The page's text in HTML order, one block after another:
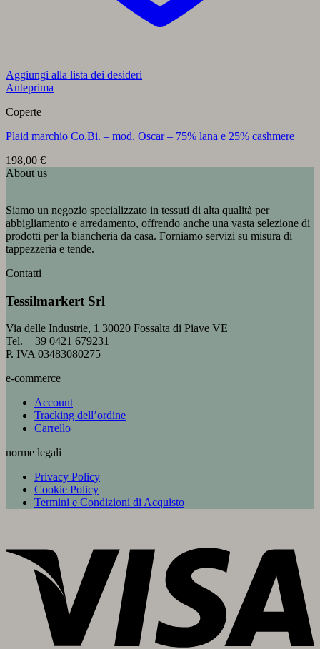
Aggiungi alla lista dei desideri
Anteprima
Coperte
Plaid marchio Co.Bi. – mod. Oscar – 75% lana e 25% cashmere
198,00 €
About us
Siamo un negozio specializzato in tessuti di alta qualità per
abbigliamento e arredamento, offrendo anche una vasta selezione di
prodotti per la biancheria da casa. Forniamo servizi su misura di
tappezzeria e tende.
Contatti
Tessilmarkert Srl
Via delle Industrie, 1 30020 Fossalta di Piave VE
Tel. + 39 0421 679231
P. IVA 03483080275
e-commerce
Account
Tracking dell’ordine
Carrello
norme legali
Privacy Policy
Cookie Policy
Termini e Condizioni di Acquisto